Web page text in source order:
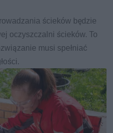
ścieków będzie
oczyszczalni ścieków. To
musi spełniać